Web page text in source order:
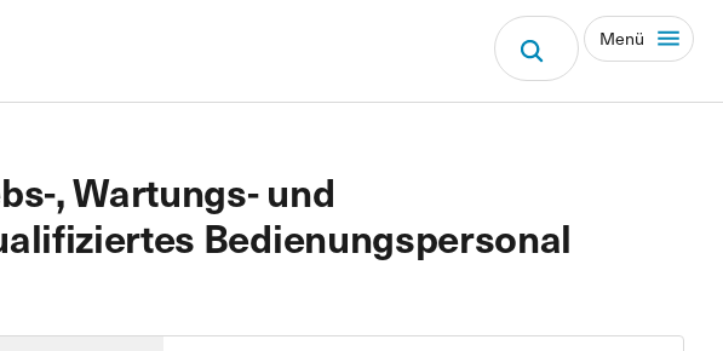
Menü
, Wartungs- und
Bedienungspersonal